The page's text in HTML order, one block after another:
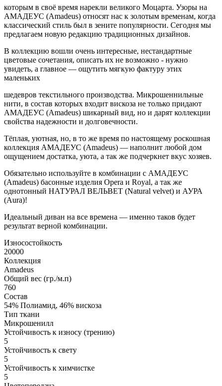
которым в своё время нарекли великого Моцарта. Узоры на
АМАДЕУС (Amadeus) относят нас к золотым временам, когда
классический стиль был в зените популярности. Сегодня мы
предлагаем новую редакцию традиционных дизайнов.
В коллекцию вошли очень интересные, нестандартные
цветовые сочетания, описать их не возможно - нужно
увидеть, а главное — ощутить мягкую фактуру этих
маленьких
шедевров текстильного производства. Микрошеннильные
нити, в состав которых входит вискоза не только придают
АМАДЕУС (Amadeus) шикарный вид, но и дарят коллекции
свойства надежности и долговечности.
Тёплая, уютная, но, в то же время по настоящему роскошная
коллекция АМАДЕУС (Amadeus) — наполнит любой дом
ощущением достатка, уюта, а так же подчеркнет вкус хозяев.
Обязательно используйте в комбинации с АМАДЕУС
(Amadeus) басонные изделия Opera и Royal, а так же
однотонный НАТУРАЛ ВЕЛЬВЕТ (Natural velvet) и АУРА
(Aura)!
Идеальный диван на все времена — именно таков будет
результат верной комбинации.
Износостойкость
20000
Коллекция
Amadeus
Общий вес (гр./м.п)
760
Состав
54% Полиамид, 46% вискоза
Тип ткани
Микрошенилл
Устойчивость к износу (трению)
5
Устойчивость к свету
5
Устойчивость к химчистке
5